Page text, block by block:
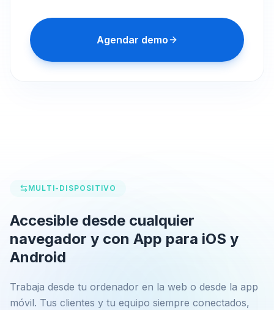
Agendar demo
MULTI-DISPOSITIVO
Accesible desde cualquier
navegador y con App para iOS y
Android
Trabaja desde tu ordenador en la web o desde la app
móvil. Tus clientes y tu equipo siempre conectados,